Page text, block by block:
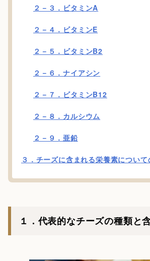
２－３．ビタミンA
２－４．ビタミンE
２－５．ビタミンB2
２－６．ナイアシン
２－７．ビタミンB12
２－８．カルシウム
２－９．亜鉛
３．チーズに含まれる栄養素について
１．代表的なチーズの種類と